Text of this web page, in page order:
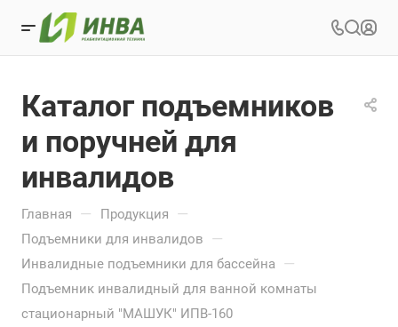
Каталог подъемников
и поручней для
инвалидов
Главная — Продукция —
Подъемники для инвалидов —
Инвалидные подъемники для бассейна —
Подъемник инвалидный для ванной комнаты
стационарный "МАШУК" ИПВ-160